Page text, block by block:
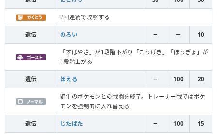
2回連続で攻撃する
遺伝 のろい － － 10
「すばやさ」が1段階下がり「こうげき」「ぼうぎょ」が
1段階上がる
遺伝 ほえる － 100 20
野生のポケモンとの戦闘を終了。トレーナー戦ではポケ
モンを強制的に入れ替える
遺伝 じたばた － 100 15